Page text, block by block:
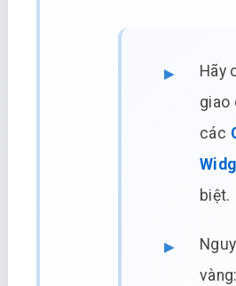
Hãy
giao
các
biệt.